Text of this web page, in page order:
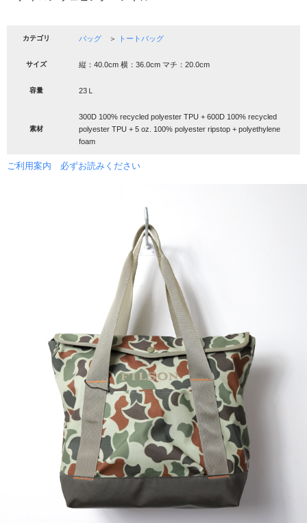
カテゴリ バッグ ＞ トートバッグ
サイズ 縦：40.0cm 横：36.0cm マチ：20.0cm
容量 23Ｌ
素材
300D 100% recycled polyester TPU + 600D 100% recycled
polyester TPU + 5 oz. 100% polyester ripstop + polyethylene
foam
ご利用案内 必ずお読みください